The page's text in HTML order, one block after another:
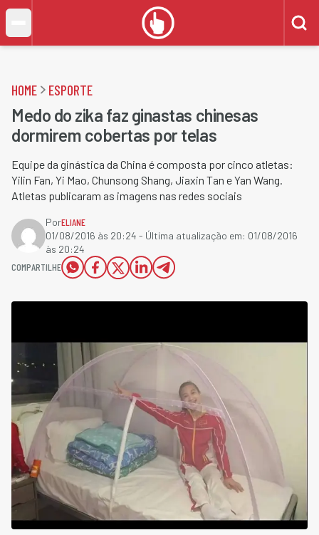
HOME ESPORTE
Medo do zika faz ginastas chinesas
dormirem cobertas por telas
Equipe da ginástica da China é composta por cinco atletas:
Yilin Fan, Yi Mao, Chunsong Shang, Jiaxin Tan e Yan Wang.
Atletas publicaram as imagens nas redes sociais
PorELIANE
01/08/2016 às 20:24 - Última atualização em: 01/08/2016
às 20:24
COMPARTILHE